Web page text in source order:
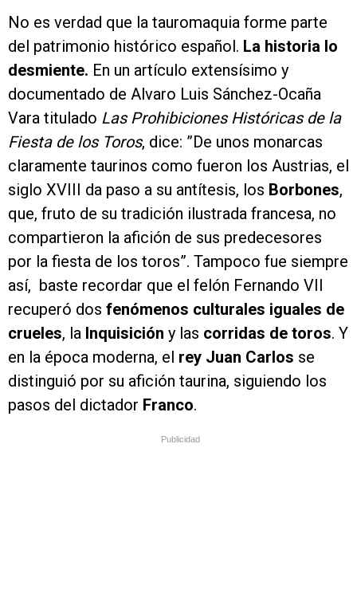
No es verdad que la tauromaquia forme parte
del patrimonio histórico español. La historia lo
desmiente. En un artículo extensísimo y
documentado de Alvaro Luis Sánchez-Ocaña
Vara titulado Las Prohibiciones Históricas de la
Fiesta de los Toros, dice: ”De unos monarcas
claramente taurinos como fueron los Austrias, el
siglo XVIII da paso a su antítesis, los Borbones,
que, fruto de su tradición ilustrada francesa, no
compartieron la afición de sus predecesores
por la fiesta de los toros”. Tampoco fue siempre
así, baste recordar que el felón Fernando VII
recuperó dos fenómenos culturales iguales de
crueles, la Inquisición y las corridas de toros. Y
en la época moderna, el rey Juan Carlos se
distinguió por su afición taurina, siguiendo los
pasos del dictador Franco.
Publicidad